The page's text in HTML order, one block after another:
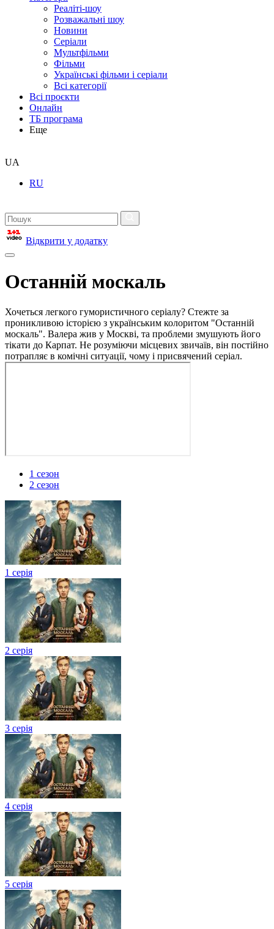
Реаліті-шоу
Розважальні шоу
Новини
Серіали
Мультфільми
Фільми
Українські фільми і серіали
Всі категорії
Всі проєкти
Онлайн
ТБ програма
Еще
UA
RU
Відкрити у додатку
Останній москаль
Хочеться легкого гумористичного серіалу? Стежте за
проникливою історією з українським колоритом "Останній
москаль". Валера жив у Москві, та проблеми змушують його
тікати до Карпат. Не розуміючи місцевих звичаїв, він постійно
потрапляє в комічні ситуації, чому і присвячений серіал.
1 сезон
2 сезон
1 серія
2 серія
3 серія
4 серія
5 серія